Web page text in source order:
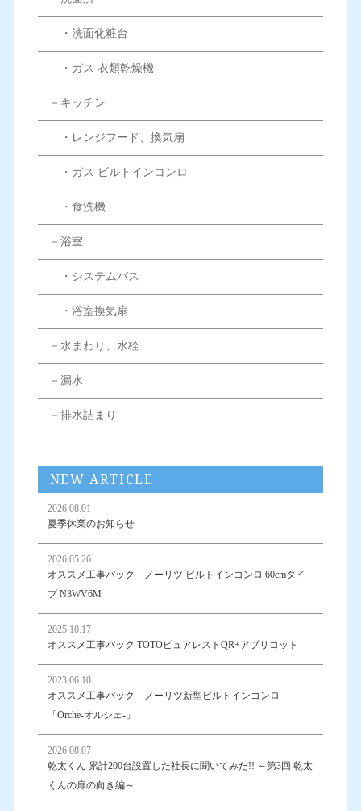
・洗面化粧台
・ガス 衣類乾燥機
－キッチン
・レンジフード、換気扇
・ガス ビルトインコンロ
・食洗機
－浴室
・システムバス
・浴室換気扇
－水まわり、水栓
－漏水
－排水詰まり
NEW ARTICLE
2026.08.01
夏季休業のお知らせ
2026.05.26
オススメ工事パック ノーリツ ビルトインコンロ 60cmタイ
プ N3WV6M
2025.10.17
オススメ工事パック TOTOピュアレストQR+アプリコット
2023.06.10
オススメ工事パック ノーリツ新型ビルトインコンロ
「Orche-オルシェ-」
2026.08.07
乾太くん 累計200台設置した社長に聞いてみた!! ～第3回 乾太
くんの扉の向き編～